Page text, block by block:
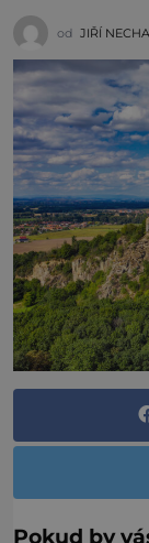
od JIŘÍ
Pokud by